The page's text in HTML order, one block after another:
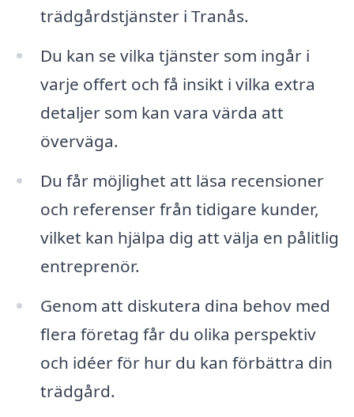
trädgårdstjänster i Tranås.
Du kan se vilka tjänster som ingår i
varje offert och få insikt i vilka extra
detaljer som kan vara värda att
överväga.
Du får möjlighet att läsa recensioner
och referenser från tidigare kunder,
vilket kan hjälpa dig att välja en pålitlig
entreprenör.
Genom att diskutera dina behov med
flera företag får du olika perspektiv
och idéer för hur du kan förbättra din
trädgård.